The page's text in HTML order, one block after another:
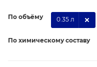
По объёму 0.35 л
По химическому составу